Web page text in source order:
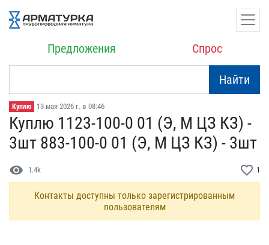
Предложения Спрос
Найти
Куплю 13 мая 2026 г. в 08:46
Куплю 1123-100-0 01 (Э,​ М ЦЗ КЗ) -
3шт 883-100-​0 01 (Э, М ЦЗ КЗ) - 3шт
visibility 1.4k favorite_border 1
Контакты доступны только зарегистрированным
пользователям